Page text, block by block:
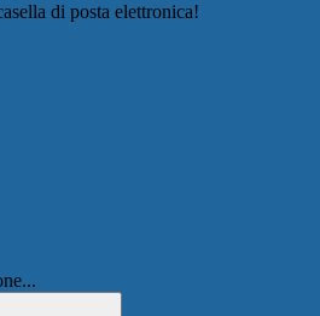
di posta elettronica!